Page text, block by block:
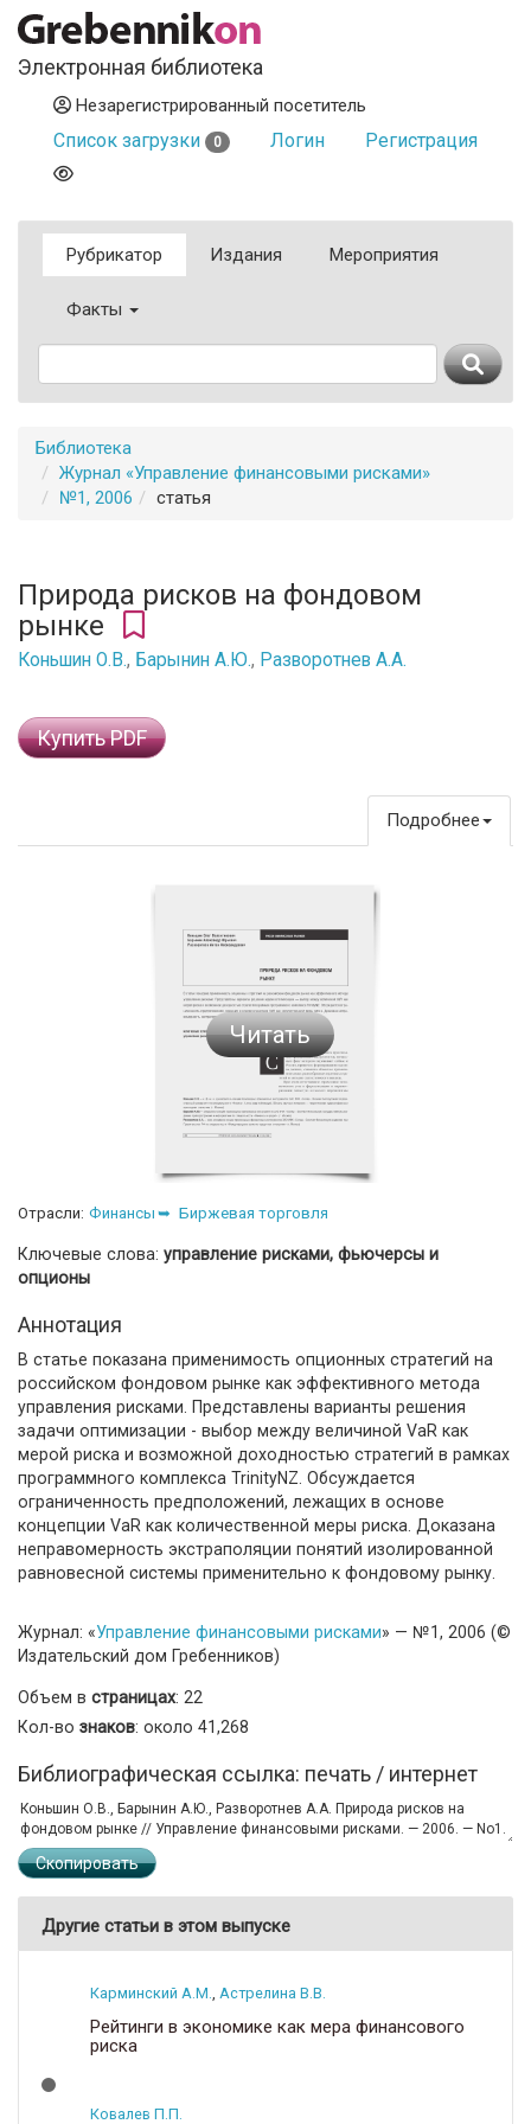
Электронная библиотека
Незарегистрированный посетитель
Список загрузки 0 Логин Регистрация
Рубрикатор Издания Мероприятия
Факты
Библиотека
Журнал «Управление финансовыми рисками»
№1, 2006
статья
Природа рисков на фондовом
рынке
Коньшин О.В., Барынин А.Ю., Разворотнев А.А.
Купить PDF
Подробнее
Читать
Отрасли: Финансы Биржевая торговля
Ключевые слова: управление рисками, фьючерсы и
опционы
Аннотация
В статье показана применимость опционных стратегий на
российском фондовом рынке как эффективного метода
управления рисками. Представлены варианты решения
задачи оптимизации - выбор между величиной VаR как
мерой риска и возможной доходностью стратегий в рамках
программного комплекса TrinityNZ. Обсуждается
ограниченность предположений, лежащих в основе
концепции VаR как количественной меры риска. Доказана
неправомерность экстраполяции понятий изолированной
равновесной системы применительно к фондовому рынку.
Журнал: «Управление финансовыми рисками» — №1, 2006 (©
Издательский дом Гребенников)
Объем в страницах: 22
Кол-во знаков: около 41,268
Библиографическая ссылка: печать / интернет
Скопировать
Другие статьи в этом выпуске
Карминский А.М. Астрелина В.В.
Рейтинги в экономике как мера финансового
риска
Ковалев П.П.